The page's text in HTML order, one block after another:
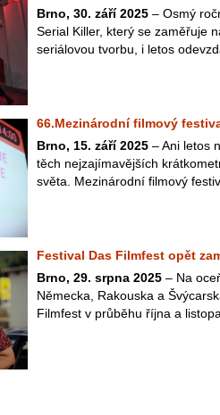
Brno, 30. září 2025 – Osmý
Serial Killer, který se zaměřuje
seriálovou tvorbu, i letos
66.Mezinárodní filmový
Brno, 15. září 2025 – Ani letos
těch nejzajímavějších
světa. Mezinárodní filmový
Festival Das Filmfest opět
Brno, 29. srpna 2025 – Na
Německa, Rakouska a
Filmfest v průběhu října a